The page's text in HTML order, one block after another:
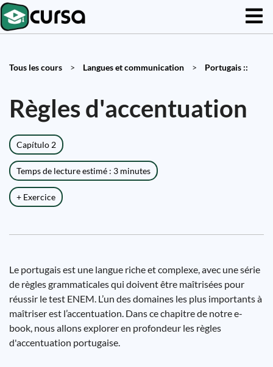
Tous les cours > Langues et communication > Portugais ::
Règles d'accentuation
Capítulo 2
Temps de lecture estimé : 3 minutes
+ Exercice
Le portugais est une langue riche et complexe, avec une série
de règles grammaticales qui doivent être maîtrisées pour
réussir le test ENEM. L’un des domaines les plus importants à
maîtriser est l’accentuation. Dans ce chapitre de notre e-
book, nous allons explorer en profondeur les règles
d'accentuation portugaise.